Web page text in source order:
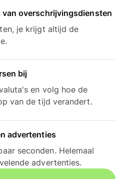
van overschrijvingsdiensten
je krijgt altijd de
bij
en volg hoe de
van de tijd verandert.
advertenties
seconden. Helemaal
advertenties.